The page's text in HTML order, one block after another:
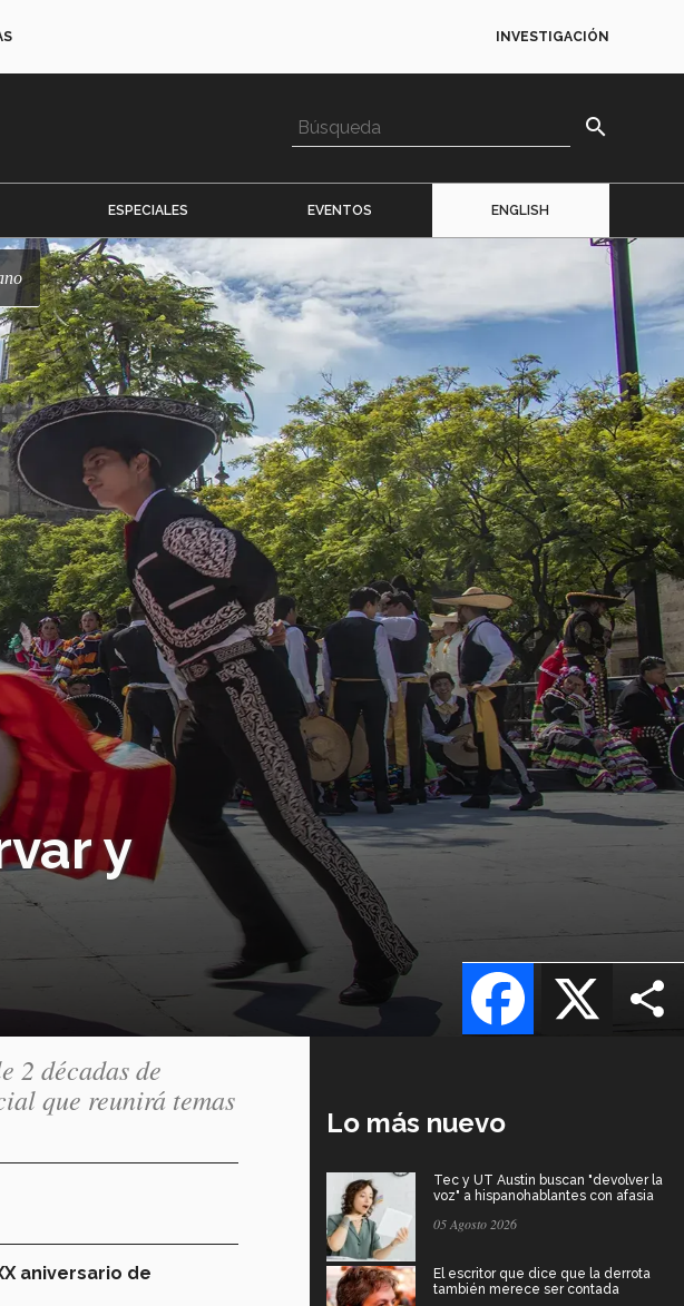
INVESTIGACIÓN
search
ESPECIALES EVENTOS ENGLISH
y
X
Facebook
2 décadas de
que reunirá temas
aniversario de
Lo más nuevo
Tec y UT Austin buscan "devolver la
voz" a hispanohablantes con afasia
05 Agosto 2026
El escritor que dice que la derrota
también merece ser contada